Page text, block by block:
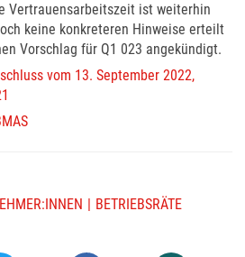
Vertrauensarbeitszeit ist weiterhin
keine konkreteren Hinweise erteilt
Vorschlag für Q1 023 angekündigt.
vom 13. September 2022,
BETRIEBSRÄTE